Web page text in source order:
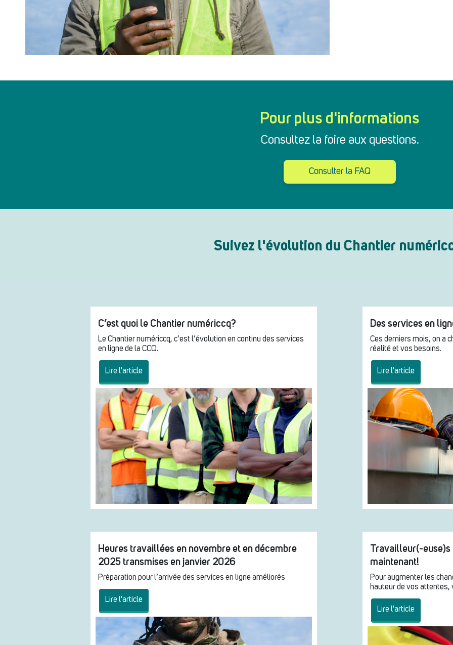
Pour plus d'informations
Consultez la foire aux questions.
Consulter la FAQ
Suivez l'évolution du Chantier
C’est quoi le Chantier numériccq?
Le Chantier numériccq, c’est l’évolution en continu des services
en ligne de la CCQ.
Lire l'article
Des services en
Ces derniers mois, on a
réalité et vos besoins.
Lire l'article
Heures travaillées en novembre et en décembre
2025 transmises en janvier 2026
Préparation pour l’arrivée des services en ligne améliorés
Lire l'article
Travailleur(-euse)s
maintenant!
Pour augmenter les
hauteur de vos attentes,
Lire l'article